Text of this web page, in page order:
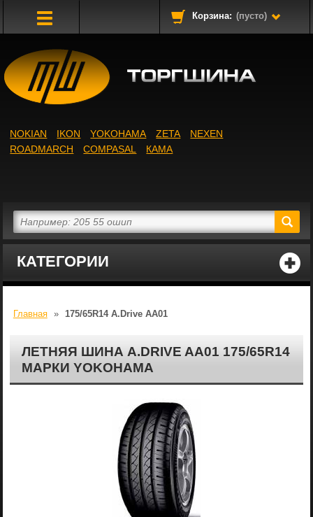
Корзина: (пусто)
КАТЕГОРИИ
NOKIAN IKON YOKOHAMA ZETA
NEXEN
ROADMARCH
COMPASAL КАМА
Главная » 175/65R14 A.Drive AA01
ЛЕТНЯЯ ШИНА A.DRIVE AA01 175/65R14
МАРКИ YOKOHAMA